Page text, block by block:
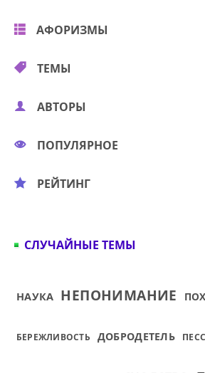
АФОРИЗМЫ
ТЕМЫ
АВТОРЫ
ПОПУЛЯРНОЕ
РЕЙТИНГ
СЛУЧАЙНЫЕ ТЕМЫ
НАУКА НЕПОНИМАНИЕ
БЕРЕЖЛИВОСТЬ ДОБРОДЕТЕЛЬ